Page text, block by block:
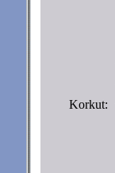
Korkut: